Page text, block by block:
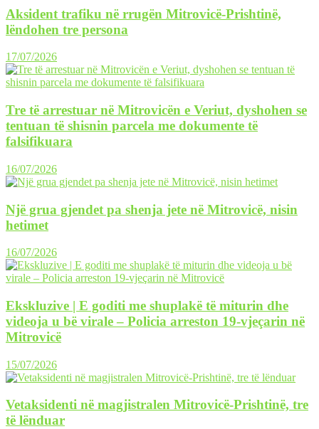
Aksident trafiku në rrugën Mitrovicë-Prishtinë,
lëndohen tre persona
17/07/2026
Tre të arrestuar në Mitrovicën e Veriut, dyshohen se
tentuan të shisnin parcela me dokumente të
falsifikuara
16/07/2026
Një grua gjendet pa shenja jete në Mitrovicë, nisin
hetimet
16/07/2026
Ekskluzive | E goditi me shuplakë të miturin dhe
videoja u bë virale – Policia arreston 19-vjeçarin në
Mitrovicë
15/07/2026
Vetaksidenti në magjistralen Mitrovicë-Prishtinë, tre
të lënduar